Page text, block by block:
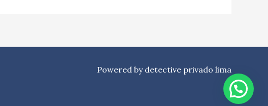
Powered by detective privado lima